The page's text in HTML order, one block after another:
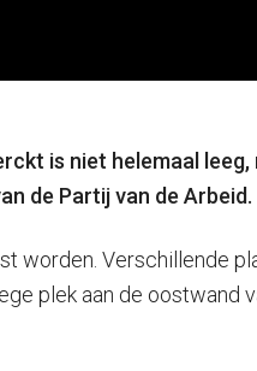
is niet helemaal
de Partij van de Arbeid.
worden. Verschillende
plek aan de